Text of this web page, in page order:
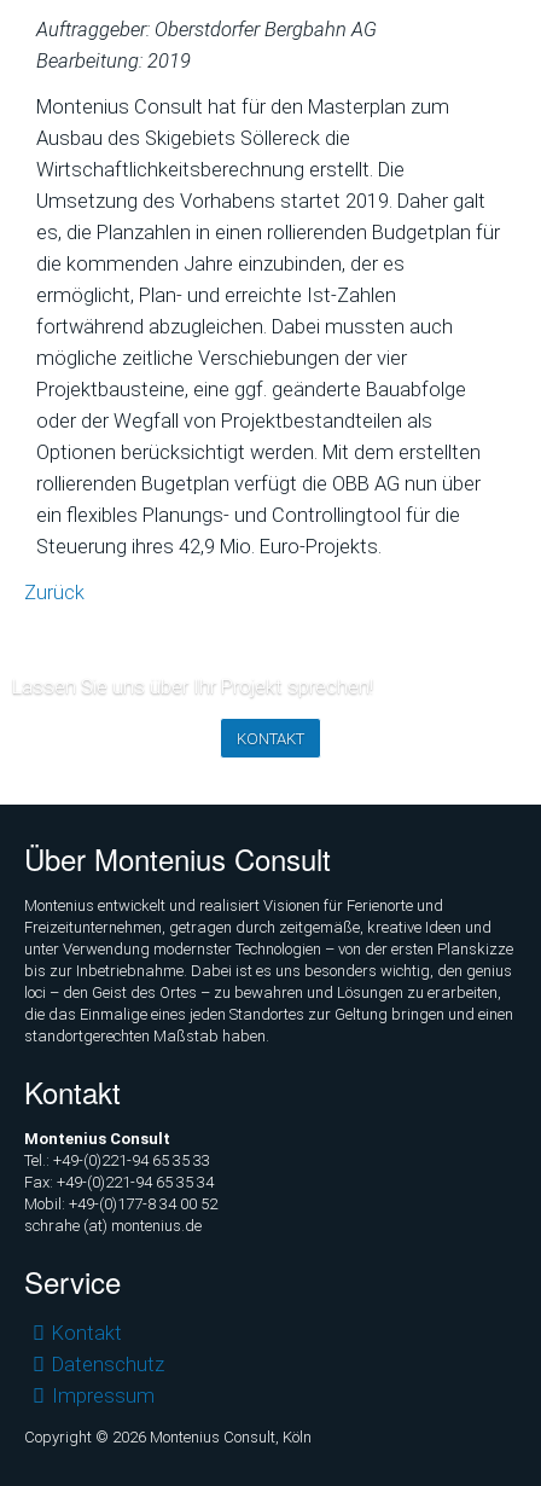
Auftraggeber: Oberstdorfer Bergbahn AG
Bearbeitung: 2019
Montenius Consult hat für den Masterplan zum
Ausbau des Skigebiets Söllereck die
Wirtschaftlichkeitsberechnung erstellt. Die
Umsetzung des Vorhabens startet 2019. Daher galt
es, die Planzahlen in einen rollierenden Budgetplan für
die kommenden Jahre einzubinden, der es
ermöglicht, Plan- und erreichte Ist-Zahlen
fortwährend abzugleichen. Dabei mussten auch
mögliche zeitliche Verschiebungen der vier
Projektbausteine, eine ggf. geänderte Bauabfolge
oder der Wegfall von Projektbestandteilen als
Optionen berücksichtigt werden. Mit dem erstellten
rollierenden Bugetplan verfügt die OBB AG nun über
ein flexibles Planungs- und Controllingtool für die
Steuerung ihres 42,9 Mio. Euro-Projekts.
Zurück
Lassen Sie uns über Ihr Projekt sprechen!
KONTAKT
Über Montenius Consult
Montenius entwickelt und realisiert Visionen für Ferienorte und
Freizeitunternehmen, getragen durch zeitgemäße, kreative Ideen und
unter Verwendung modernster Technologien – von der ersten Planskizze
bis zur Inbetriebnahme. Dabei ist es uns besonders wichtig, den genius
loci – den Geist des Ortes – zu bewahren und Lösungen zu erarbeiten,
die das Einmalige eines jeden Standortes zur Geltung bringen und einen
standortgerechten Maßstab haben.
Kontakt
Montenius Consult
Tel.: +49-(0)221-94 65 35 33
Fax: +49-(0)221-94 65 35 34
Mobil: +49-(0)177-8 34 00 52
schrahe (at) montenius.de
Service
Navigation
überspringen
Kontakt
Datenschutz
Impressum
Copyright © 2026 Montenius Consult, Köln